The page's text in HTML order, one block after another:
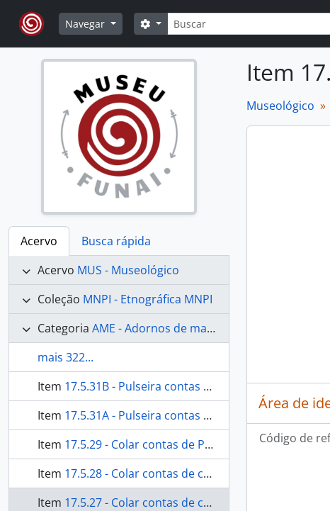
Skip to main content
Navegar
Buscar
Opções de busca
Acervo
Busca rápida
Acervo MUS - Museológico
Coleção MNPI - Etnográfica MNPI
Categoria AME - Adornos de materiais ecléticos, indumentária e toucador
mais 322...
Item 17.5.31B - Pulseira contas de caramujo
Item 17.5.31A - Pulseira contas de caramujo
Item 17.5.29 - Colar contas de PVC
Item 17.5.28 - Colar contas de caramujo
Item 17.5.27 - Colar contas de caramujo
Item
Museológico
Área de
Código de